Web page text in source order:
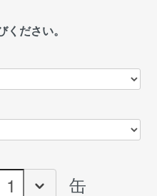
ください。
缶